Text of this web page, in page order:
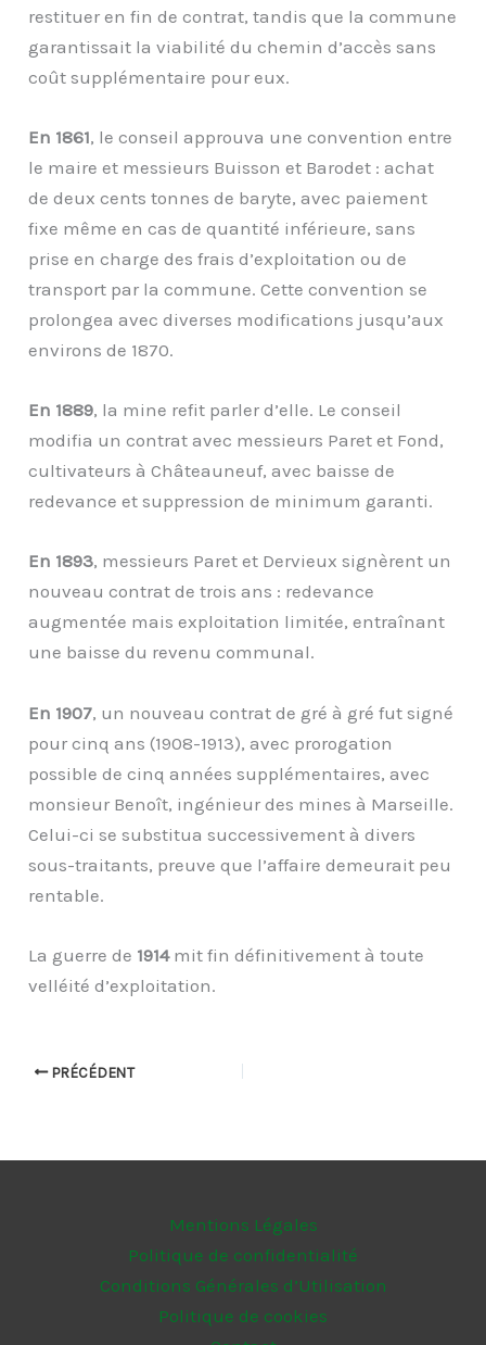
restituer en fin de contrat, tandis que la commune
garantissait la viabilité du chemin d’accès sans
coût supplémentaire pour eux.
En 1861, le conseil approuva une convention entre
le maire et messieurs Buisson et Barodet : achat
de deux cents tonnes de baryte, avec paiement
fixe même en cas de quantité inférieure, sans
prise en charge des frais d’exploitation ou de
transport par la commune. Cette convention se
prolongea avec diverses modifications jusqu’aux
environs de 1870.
En 1889, la mine refit parler d’elle. Le conseil
modifia un contrat avec messieurs Paret et Fond,
cultivateurs à Châteauneuf, avec baisse de
redevance et suppression de minimum garanti.
En 1893, messieurs Paret et Dervieux signèrent un
nouveau contrat de trois ans : redevance
augmentée mais exploitation limitée, entraînant
une baisse du revenu communal.
En 1907, un nouveau contrat de gré à gré fut signé
pour cinq ans (1908-1913), avec prorogation
possible de cinq années supplémentaires, avec
monsieur Benoît, ingénieur des mines à Marseille.
Celui-ci se substitua successivement à divers
sous-traitants, preuve que l’affaire demeurait peu
rentable.
La guerre de 1914mit fin définitivement à toute
velléité d’exploitation.
PRÉCÉDENT
Mentions Légales
Politique de confidentialité
Conditions Générales d’Utilisation
Politique de cookies